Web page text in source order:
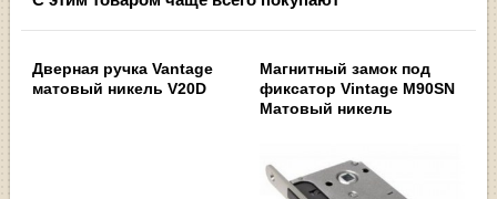
Дверная ручка Vantage
матовый никель V20D
Магнитный замок под
фиксатор Vintage M90SN
Матовый никель